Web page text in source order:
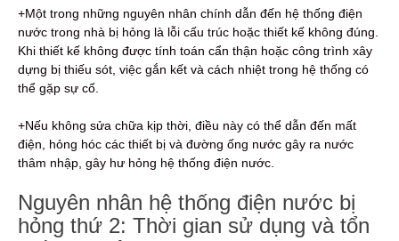
+Một trong những nguyên nhân chính dẫn đến hệ thống điện
nước trong nhà bị hỏng là lỗi cấu trúc hoặc thiết kế không đúng.
Khi thiết kế không được tính toán cẩn thận hoặc công trình xây
dựng bị thiếu sót, việc gắn kết và cách nhiệt trong hệ thống có
thể gặp sự cố.
+Nếu không sửa chữa kịp thời, điều này có thể dẫn đến mất
điện, hỏng hóc các thiết bị và đường ống nước gây ra nước
thâm nhập, gây hư hỏng hệ thống điện nước.
Nguyên nhân hệ thống điện nước bị
hỏng thứ 2: Thời gian sử dụng và tổn